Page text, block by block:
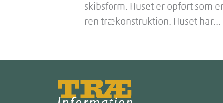
skibsform. Huset er opført som
ren trækonstruktion. Huset har...
Træinfo